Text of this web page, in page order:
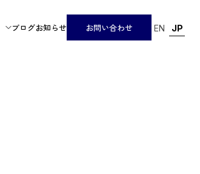
ブログお知らせ お問い合わせ EN JP